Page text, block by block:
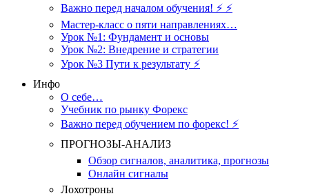
Важно перед началом обучения! ⚡ ⚡
Мастер-класс о пяти направлениях…
Урок №1: Фундамент и основы
Урок №2: Внедрение и стратегии
Урок №3 Пути к результату ⚡️
Инфо
О себе…
Учебник по рынку Форекс
Важно перед обучением по форекс! ⚡
ПРОГНОЗЫ-АНАЛИЗ
Обзор сигналов, аналитика, прогнозы
Онлайн сигналы
Лохотроны